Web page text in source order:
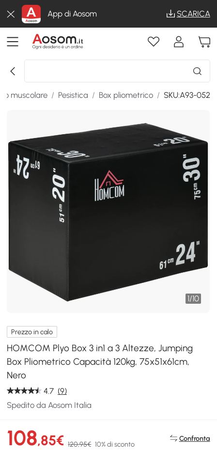
App di Aosom SCARICA
muscolare / Pesistica / Box pliometrico / SKU:A93-052
1/10
Prezzo in calo
HOMCOM Plyo Box 3 in1 a 3 Altezze, Jumping
Box Pliometrico Capacità 120kg, 75x51x61cm,
Nero
4.7 (9)
Spedito da Aosom Italia
108,85€ 120,95€ 10% di sconto
Confronta